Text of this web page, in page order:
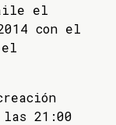
el
con el
el
21:00